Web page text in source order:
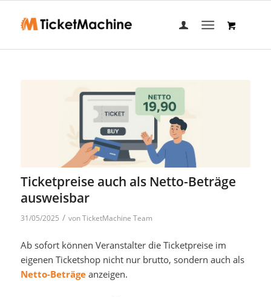
Ticketpreise auch als Netto-Beträge
ausweisbar
31/05/2025 / vonTicketMachine Team
Ab sofort können Veranstalter die Ticketpreise im
eigenen Ticketshop nicht nur brutto, sondern auch als
Netto-Beträgeanzeigen.